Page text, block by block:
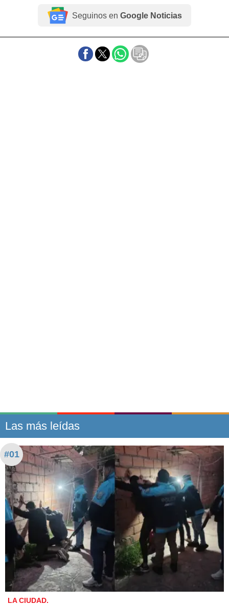
Seguinos en Google Noticias
Las más leídas
#01
LA CIUDAD.